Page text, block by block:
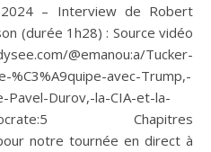
– Interview de Robert
(durée 1h28) : Source vidéo
@emanou:a/Tucker-
%C3%A9quipe-avec-Trump,-
Pavel-Durov,-la-CIA-et-la-
Chapitres
notre tournée en direct à